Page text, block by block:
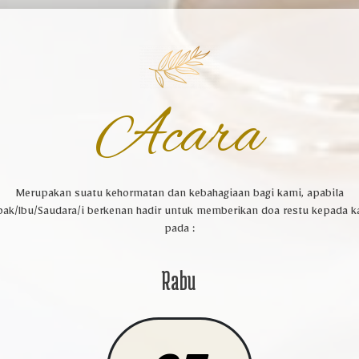
Kpd Bapak/Ibu/Saudara/i
Acara
Merupakan suatu kehormatan dan kebahagiaan bagi kami, apabila
Ibu/Saudara/i berkenan hadir untuk memberikan doa restu kepada
pada :
Rabu